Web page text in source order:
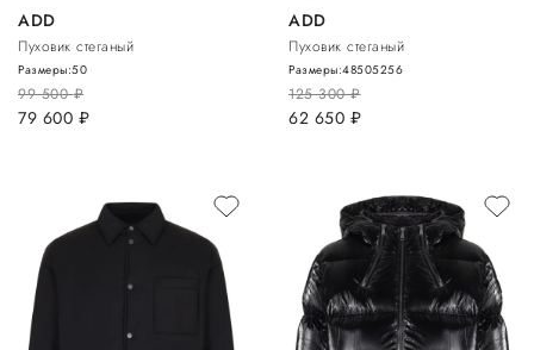
ADD
Пуховик стеганый
99 500руб.
79 600 руб.
Размеры:50
ADD
Пуховик стеганый
125 300руб.
62 650 руб.
Размеры:48505256